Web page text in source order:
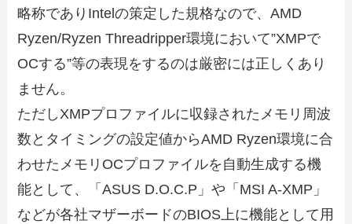
略称でありIntelの策定した規格なので、AMD
Ryzen/Ryzen Threadripper環境において”XMPで
OCする”等の表現をするのは厳密には正しくあり
ません。
ただしXMPプロファイルに収録されたメモリ周波
数とタイミングの設定値からAMD Ryzen環境に合
わせたメモリOCプロファイルを自動生成する機
能として、「ASUS D.O.C.P」や「MSI A-XMP」
などが各社マザーボードのBIOS上に機能として用